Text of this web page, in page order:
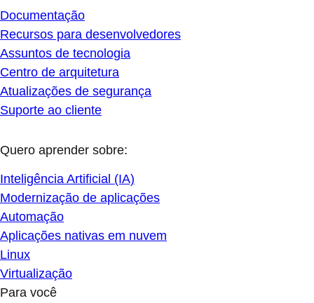
Documentação
Recursos para desenvolvedores
Assuntos de tecnologia
Centro de arquitetura
Atualizações de segurança
Suporte ao cliente
Quero aprender sobre:
Inteligência Artificial (IA)
Modernização de aplicações
Automação
Aplicações nativas em nuvem
Linux
Virtualização
Para você